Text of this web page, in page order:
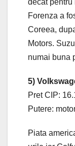
Forenza a
Coreea,
Motors.
numai buna
5)
Pret CIP:
Putere:
Piata